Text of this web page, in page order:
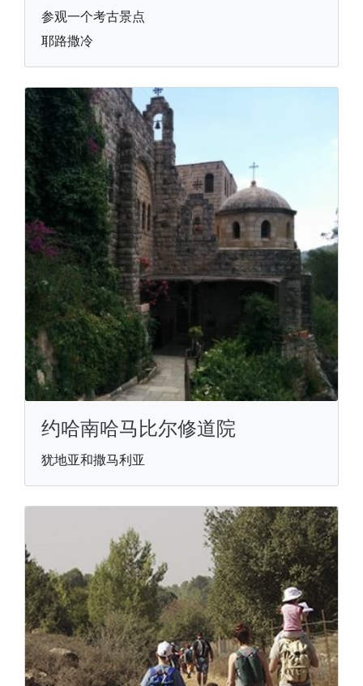
参观一个考古景点
耶路撒冷
约哈南哈马比尔修道院
犹地亚和撒马利亚